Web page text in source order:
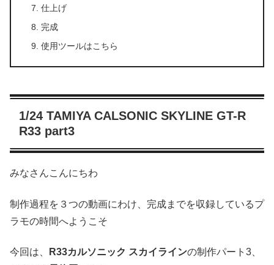
仕上げ
完成
使用ツールはこちら
1/24 TAMIYA CALSONIC SKYLINE GT-R
R33 part3
みなさんこんにちわ
制作過程を３つの動画にわけ、完成までを収録しているプ
ラモの時間へようこそ
今回は、 R33カルソニック スカイラインの制作パート3、